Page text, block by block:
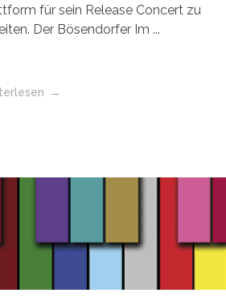
für sein Release Concert zu
Der Bösendorfer Im ...